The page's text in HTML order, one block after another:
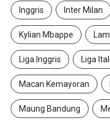
Inggris Inter Milan
Kylian Mbappe
Liga Inggris Liga
Macan Kemayoran
Maung Bandung